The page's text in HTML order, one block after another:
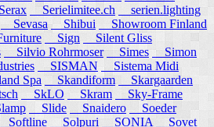
Serielimitee.ch
serien.lighting
Sevasa Shibui
Showroom Finland
Sign
Silent Gliss
Silvio Rohrmoser Simes Simon
SISMAN
Sistema Midi
Spa Skandiform
Skargaarden
SkLO Skram
Sky-Frame
Slide Snaidero
Soeder
Softline Solpuri SONIA
Sovet